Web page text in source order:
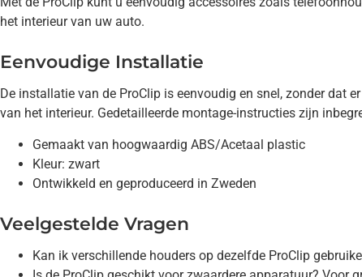
het interieur van uw auto.
Eenvoudige Installatie
De installatie van de ProClip is eenvoudig en snel, zonder dat
van het interieur. Gedetailleerde montage-instructies zijn
Gemaakt van hoogwaardig ABS/Acetaal plastic
Kleur: zwart
Ontwikkeld en geproduceerd in Zweden
Veelgestelde Vragen
Kan ik verschillende houders op dezelfde ProClip